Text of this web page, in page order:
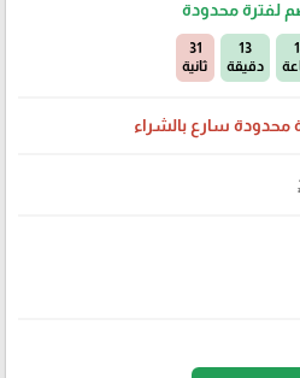
لفترة محدودة
13
دقيقة
30
ثانية
محدودة سارع بالشراء